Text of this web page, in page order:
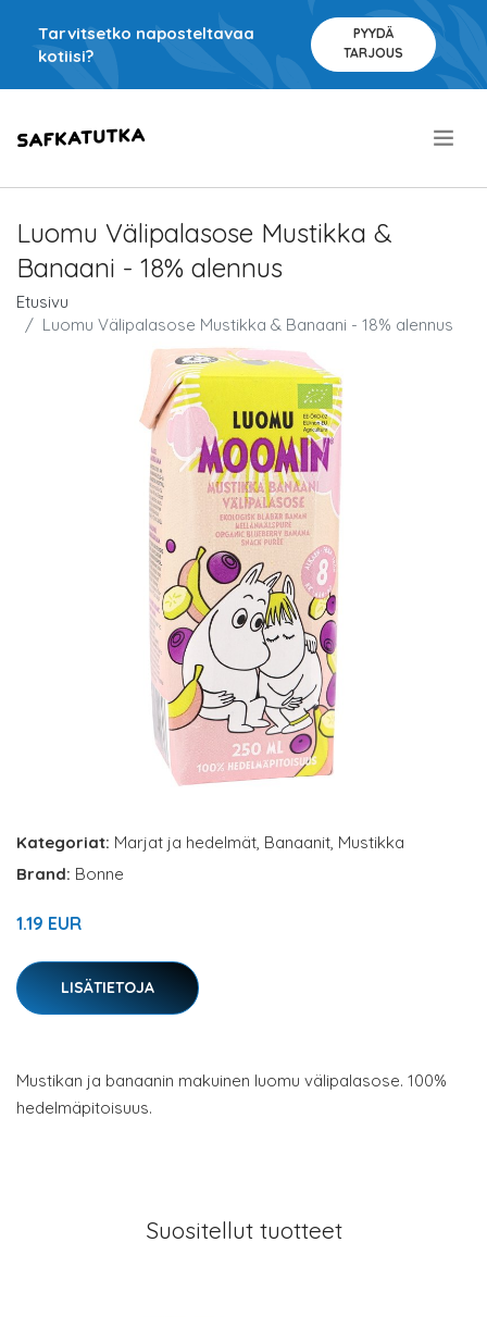
Tarvitsetko naposteltavaa
kotiisi?
PYYDÄ
TARJOUS
Luomu Välipalasose Mustikka &
Banaani - 18% alennus
Etusivu
Luomu Välipalasose Mustikka & Banaani - 18% alennus
Kategoriat: Marjat ja hedelmät, Banaanit, Mustikka
Brand: Bonne
1.19 EUR
LISÄTIETOJA
Mustikan ja banaanin makuinen luomu välipalasose. 100%
hedelmäpitoisuus.
Suositellut tuotteet